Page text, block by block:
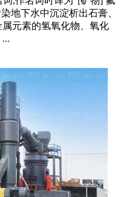
地下水中沉淀析出石膏、
元素的氢氧化物、氧化